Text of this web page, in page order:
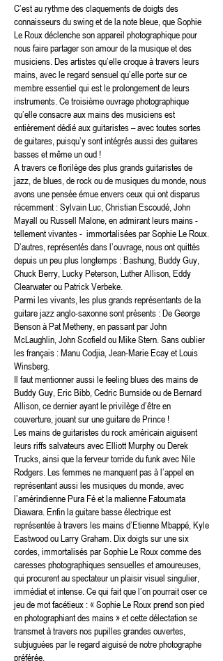
C’est au rythme des claquements de doigts des
connaisseurs du swing et de la note bleue, que Sophie
Le Roux déclenche son appareil photographique pour
nous faire partager son amour de la musique et des
musiciens. Des artistes qu’elle croque à travers leurs
mains, avec le regard sensuel qu’elle porte sur ce
membre essentiel qui est le prolongement de leurs
instruments. Ce troisième ouvrage photographique
qu’elle consacre aux mains des musiciens est
entièrement dédié aux guitaristes – avec toutes sortes
de guitares, puisqu’y sont intégrés aussi des guitares
basses et même un oud !
A travers ce florilège des plus grands guitaristes de
jazz, de blues, de rock ou de musiques du monde, nous
avons une pensée émue envers ceux qui ont disparus
récemment : Sylvain Luc, Christian Escoudé, John
Mayall ou Russell Malone, en admirant leurs mains -
tellement vivantes - immortalisées par Sophie Le Roux.
D’autres, représentés dans l’ouvrage, nous ont quittés
depuis un peu plus longtemps : Bashung, Buddy Guy,
Chuck Berry, Lucky Peterson, Luther Allison, Eddy
Clearwater ou Patrick Verbeke.
Parmi les vivants, les plus grands représentants de la
guitare jazz anglo-saxonne sont présents : De George
Benson à Pat Metheny, en passant par John
McLaughlin, John Scofield ou Mike Stern. Sans oublier
les français : Manu Codjia, Jean-Marie Ecay et Louis
Winsberg.
Il faut mentionner aussi le feeling blues des mains de
Buddy Guy, Eric Bibb, Cedric Burnside ou de Bernard
Allison, ce dernier ayant le privilège d’être en
couverture, jouant sur une guitare de Prince !
Les mains de guitaristes du rock américain aiguisent
leurs riffs salvateurs avec Elliott Murphy ou Derek
Trucks, ainsi que la ferveur torride du funk avec Nile
Rodgers. Les femmes ne manquent pas à l’appel en
représentant aussi les musiques du monde, avec
l’amérindienne Pura Fé et la malienne Fatoumata
Diawara. Enfin la guitare basse électrique est
représentée à travers les mains d’Etienne Mbappé, Kyle
Eastwood ou Larry Graham. Dix doigts sur une six
cordes, immortalisés par Sophie Le Roux comme des
caresses photographiques sensuelles et amoureuses,
qui procurent au spectateur un plaisir visuel singulier,
immédiat et intense. Ce qui fait que l’on pourrait oser ce
jeu de mot facétieux : « Sophie Le Roux prend son pied
en photographiant des mains » et cette délectation se
transmet à travers nos pupilles grandes ouvertes,
subjuguées par le regard aiguisé de notre photographe
préférée.